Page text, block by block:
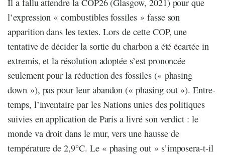
Il a fallu attendre la COP26 (Glasgow, 2021) pour que
l’expression « combustibles fossiles » fasse son
apparition dans les textes. Lors de cette COP, une
tentative de décider la sortie du charbon a été écartée in
extremis, et la résolution adoptée s’est prononcée
seulement pour la réduction des fossiles (« phasing
down »), pas pour leur abandon (« phasing out »). Entre-
temps, l’inventaire par les Nations unies des politiques
suivies en application de Paris a livré son verdict : le
monde va droit dans le mur, vers une hausse de
température de 2,9°C. Le « phasing out » s’imposera-t-il